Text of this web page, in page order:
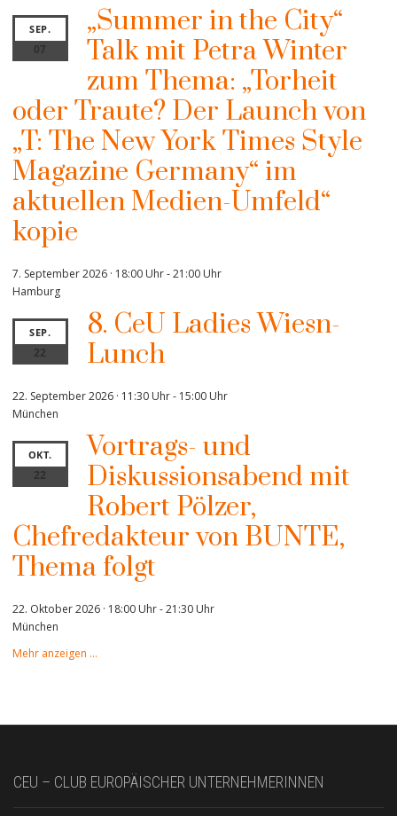
SEP.
07
„Summer in the City“
Talk mit Petra Winter
zum Thema: „Torheit
oder Traute? Der Launch von
„T: The New York Times Style
Magazine Germany“ im
aktuellen Medien-Umfeld“
kopie
7. September 2026 · 18:00 Uhr-21:00 Uhr
Hamburg
SEP.
22
8. CeU Ladies Wiesn-
Lunch
22. September 2026 · 11:30 Uhr- 15:00 Uhr
München
OKT.
22
Vortrags- und
Diskussionsabend mit
Robert Pölzer,
Chefredakteur von BUNTE,
Thema folgt
22. Oktober 2026 · 18:00 Uhr-21:30 Uhr
München
Mehr anzeigen …
CEU – CLUB EUROPÄISCHER UNTERNEHMERINNEN